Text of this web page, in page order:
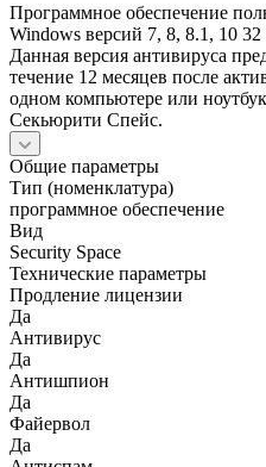
Программное обеспечение
Windows версий 7, 8, 8.1, 10 32
Данная версия антивируса
течение 12 месяцев после
одном компьютере или
Секьюрити Спейс.
Общие параметры
Тип (номенклатура)
программное обеспечение
Вид
Security Space
Технические параметры
Продление лицензии
Да
Антивирус
Да
Антишпион
Да
Файервол
Да